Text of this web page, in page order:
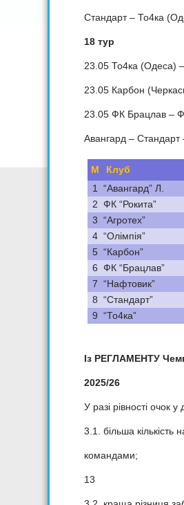
Стандарт – То4ка
18 тур
23.05 То4ка (Одеса)
23.05 Карбон
23.05 ФК Брацлав –
Авангард – Стандарт
М Клуб
1 “Авангард” Л.
2 ФК “Рокита”
3 “Агротех”
4 “Олімпія”
5 “Карбон”
6 ФК “Брацлав”
7 “Нафтовик”
8 “Стандарт”
9 “То4ка”
Із РЕГЛАМЕНТУ
2025/26
У разі рівності очок
3.1. більша кількість
командами;
13